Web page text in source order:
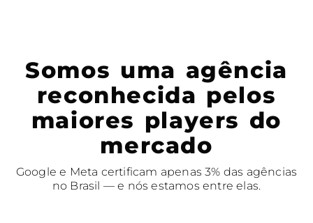
Somos uma agência
reconhecida pelos
maiores players do
mercado
Google e Meta certificam apenas 3% das agências
no Brasil — e nós estamos entre elas.